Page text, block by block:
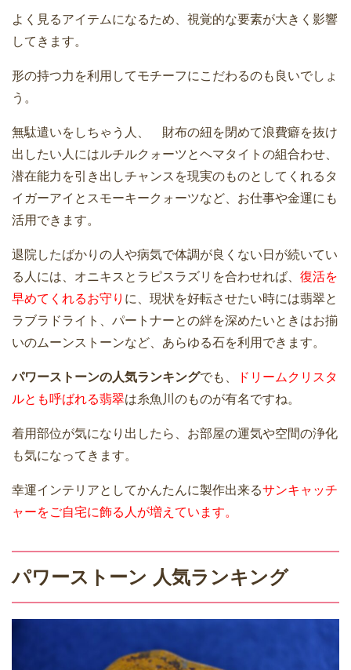
よく見るアイテムになるため、視覚的な要素が大きく影響
してきます。
形の持つ力を利用してモチーフにこだわるのも良いでしょ
う。
無駄遣いをしちゃう人、 財布の紐を閉めて浪費癖を抜け
出したい人にはルチルクォーツとヘマタイトの組合わせ、
潜在能力を引き出しチャンスを現実のものとしてくれるタ
イガーアイとスモーキークォーツなど、お仕事や金運にも
活用できます。
退院したばかりの人や病気で体調が良くない日が続いてい
る人には、オニキスとラピスラズリを合わせれば、 復活を
早めてくれるお守り に、現状を好転させたい時には翡翠と
ラブラドライト、パートナーとの絆を深めたいときはお揃
いのムーンストーンなど、あらゆる石を利用できます。
パワーストーンの人気ランキングでも、
ドリームクリスタ
ルとも呼ばれる翡翠は糸魚川のものが有名ですね。
着用部位が気になり出したら、お部屋の運気や空間の浄化
も気になってきます。
幸運インテリアとしてかんたんに製作出来るサンキャッチ
ャーをご自宅に飾る人が増えています。
パワーストーン 人気ランキング